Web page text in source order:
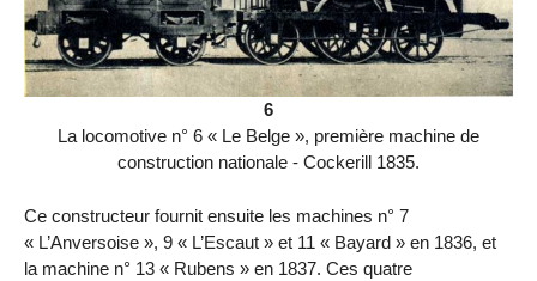
6
La locomotive n° 6 « Le Belge », première machine de
construction nationale - Cockerill 1835.
Ce constructeur fournit ensuite les machines n° 7
« L’Anversoise », 9 « L’Escaut » et 11 « Bayard » en 1836, et
la machine n° 13 « Rubens » en 1837. Ces quatre